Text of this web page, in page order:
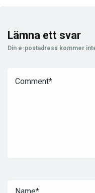
Lämna ett svar
Din e-postadress kommer